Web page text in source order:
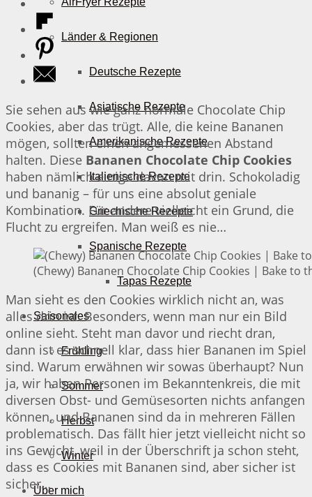
Länder & Regionen
Deutsche Rezepte
Asiatische Rezepte
Amerikanische Rezepte
Italienische Rezepte
Griechische Rezepte
Spanische Rezepte
Tapas Rezepte
Saisonales
Frühling
Sommer
Herbst
Winter
Über mich
Sie sehen aus wie ganz normale Chocolate Chip
Cookies, aber das trügt. Alle, die keine Bananen
mögen, sollten einen angemessenen Abstand
halten. Diese Bananen Chocolate Chip Cookies
haben nämlich einige davon mit drin. Schokoladig
und bananig – für uns eine absolut geniale
Kombination. Für andere vielleicht ein Grund, die
Flucht zu ergreifen. Man weiß es nie…
(Chewy) Bananen Chocolate Chip Cookies | Bake to
Man sieht es den Cookies wirklich nicht an, was
alles drin ist. Besonders, wenn man nur ein Bild
online sieht. Steht man davor und riecht dran,
dann ist es schnell klar, dass hier Bananen im Spiel
sind. Warum erwähnen wir sowas überhaupt? Nun
ja, wir haben Personen im Bekanntenkreis, die mit
diversen Obst- und Gemüsesorten nichts anfangen
können, und Bananen sind da in mehreren Fällen
problematisch. Das fällt hier jetzt vielleicht nicht so
ins Gewicht, weil in der Überschrift ja schon steht,
dass es Cookies mit Bananen sind, aber sicher ist
sicher…